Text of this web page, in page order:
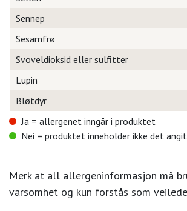
Sennep
Sesamfrø
Svoveldioksid eller sulfitter
Lupin
Bløtdyr
Ja = allergenet inngår i produktet
Nei = produktet inneholder ikke det
Merk at all allergeninformasjon må
varsomhet og kun forstås som